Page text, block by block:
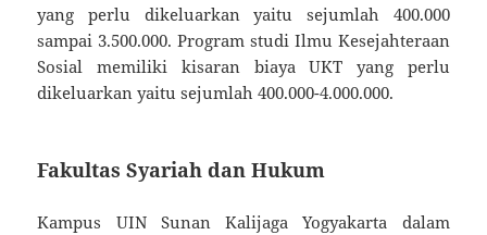
yang perlu dikeluarkan yaitu sejumlah 400.000
sampai 3.500.000. Program studi Ilmu Kesejahteraan
Sosial memiliki kisaran biaya UKT yang perlu
dikeluarkan yaitu sejumlah 400.000-4.000.000.
Fakultas Syariah dan Hukum
Kampus UIN Sunan Kalijaga Yogyakarta dalam